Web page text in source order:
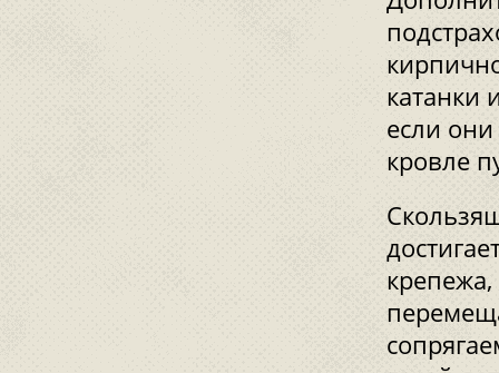
катанки
если
кровле